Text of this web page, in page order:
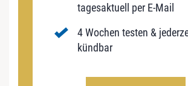
tagesaktuell per E-Mail
4 Wochen testen &
kündbar